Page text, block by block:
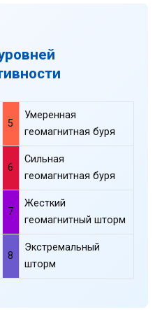
5
Умеренная
геомагнитная буря
6
Сильная
геомагнитная буря
7
Жесткий
геомагнитный шторм
8
Экстремальный
шторм